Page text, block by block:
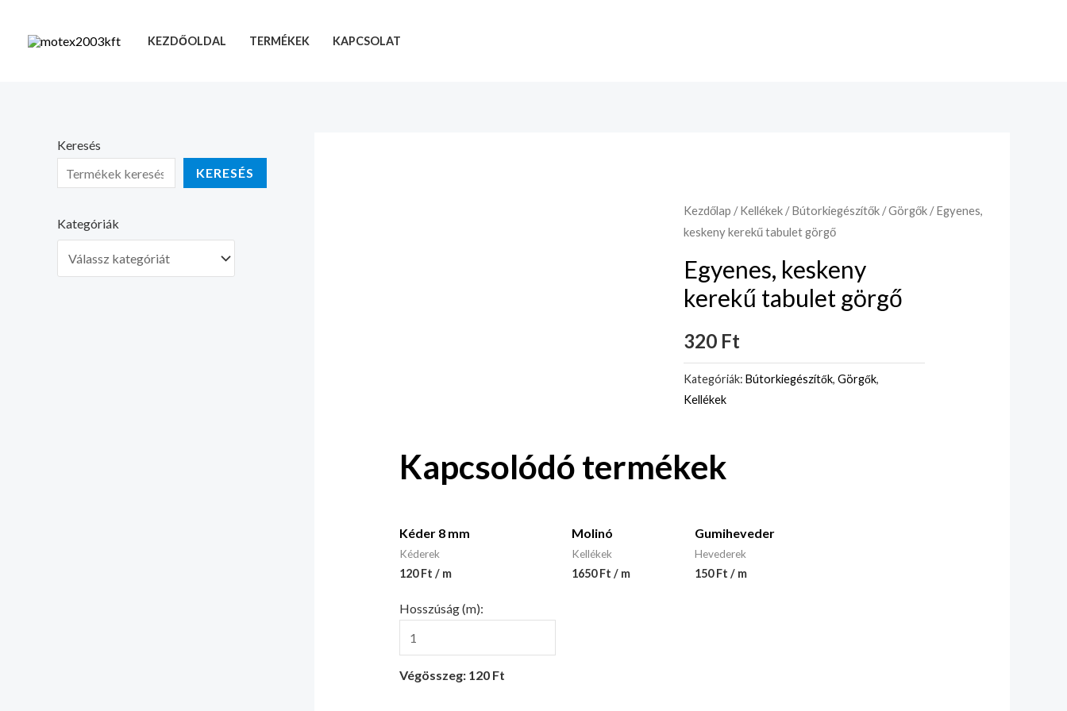
KEZDŐOLDAL TERMÉKEK KAPCSOLAT
Keresés
KERESÉS
Kategóriák
Kezdőlap /Kellékek/Bútorkiegészítők/Görgők/ Egyenes,
keskeny kerekű tabulet görgő
Egyenes, keskeny
kerekű tabulet görgő
320 Ft
Kategóriák: Bútorkiegészítők, Görgők,
Kellékek
Kapcsolódó termékek
Kéder 8 mm
Kéderek
120 Ft / m
Hosszúság (m):
Végösszeg: 120 Ft
Molinó
Kellékek
1650 Ft / m
Gumiheveder
Hevederek
150 Ft / m